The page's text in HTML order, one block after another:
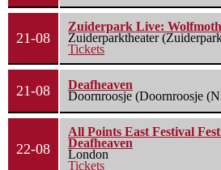
21-08
Zuiderpark Live:
Zuiderparktheater
Tickets
21-08
Deafheaven
Doornroosje (Doornroosje
22-08
All Points East Festival
Deafheaven
London
Tickets